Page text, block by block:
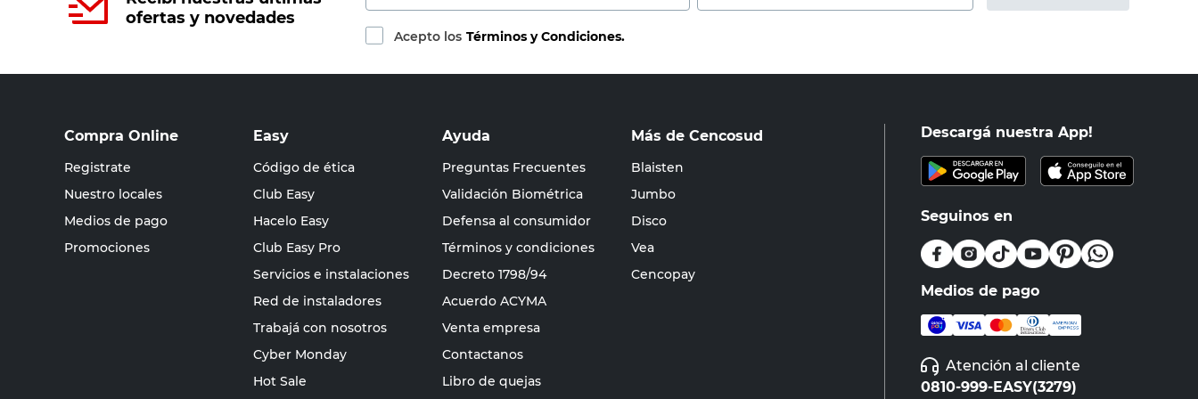
ofertas y novedades
Acepto los Términos y Condiciones.
Compra Online
Registrate
Nuestro locales
Medios de pago
Promociones
Easy
Código de ética
Club Easy
Hacelo Easy
Club Easy Pro
Servicios e instalaciones
Red de instaladores
Trabajá con nosotros
Cyber Monday
Hot Sale
Ayuda
Preguntas Frecuentes
Validación Biométrica
Defensa al consumidor
Términos y condiciones
Decreto 1798/94
Acuerdo ACYMA
Venta empresa
Contactanos
Libro de quejas
Más de Cencosud
Blaisten
Jumbo
Disco
Vea
Cencopay
Descargá nuestra App!
Seguinos en
Medios de pago
Atención al cliente
0810-999-EASY(3279)